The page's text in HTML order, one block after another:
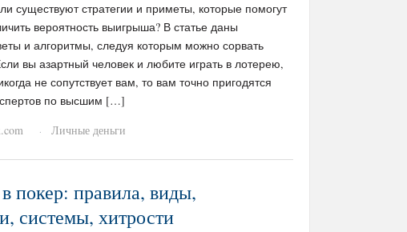
существуют стратегии и приметы, которые помогут
вероятность выигрыша? В статье даны
и алгоритмы, следуя которым можно сорвать
вы азартный человек и любите играть в лотерею,
не сопутствует вам, то вам точно пригодятся
по высшим […]
· Личные деньги
покер: правила, виды,
системы, хитрости